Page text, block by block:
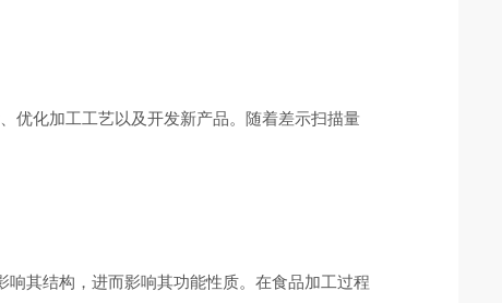
优化加工工艺以及开发新产品。随着差示扫描量
其结构，进而影响其功能性质。在食品加工过程